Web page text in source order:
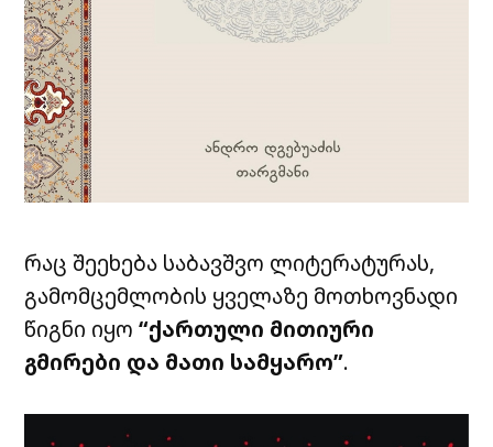
რაც შეეხება საბავშვო ლიტერატურას,
გამომცემლობის ყველაზე მოთხოვნადი
წიგნი იყო“ქართული მითიური
გმირები და მათი სამყარო”.